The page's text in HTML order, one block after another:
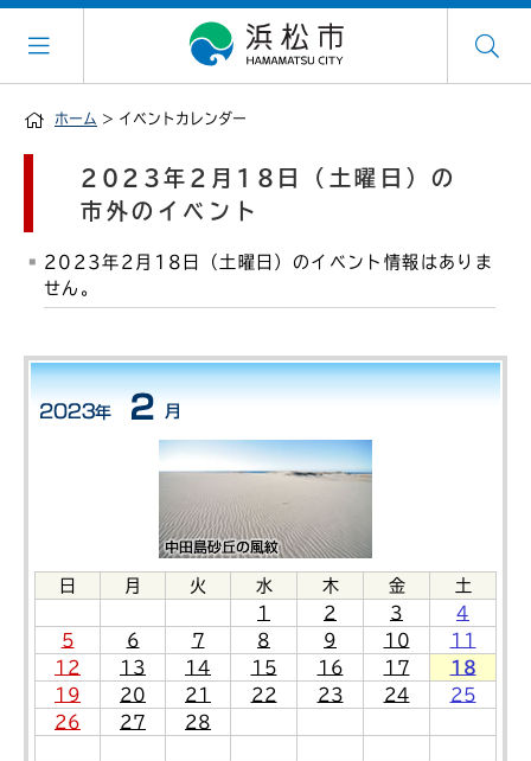
ホーム > イベントカレンダー
日 月 火 水 木 金
土
1
2 3
4
5
6 7 8 9 10
11
12
13 14 15 16 17
18
19
20 21 22 23 24
25
26
27 28
2023年2月18日（土曜日）の
市外のイベント
2023年2月18日（土曜日）のイベント情報はありま
せん。